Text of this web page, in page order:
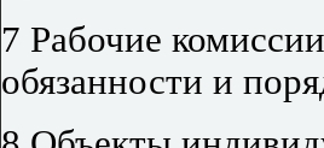
7 Рабочие
обязанности и